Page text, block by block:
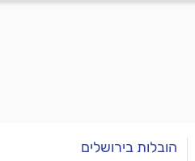
הובלות בירושלים